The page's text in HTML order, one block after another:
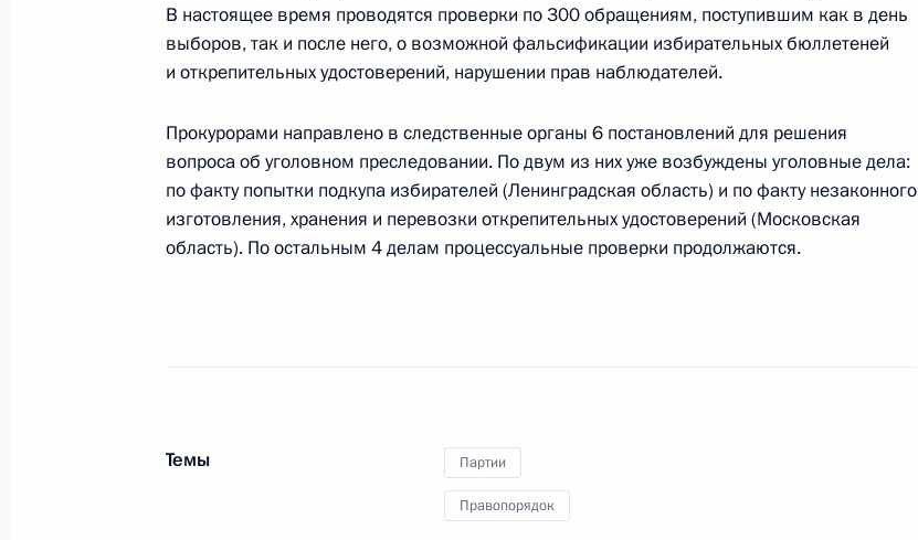
18 января 2012 года, 15:30 Московская область, Горки
18 января 2012 года, 15:15
Вручение знамени Следственного комитета России
18 января 2012 года, 11:00
В настоящее время проводятся проверки по 300 обращениям, поступившим как в день
выборов, так и после него, о возможной фальсификации избирательных бюллетеней
и открепительных удостоверений, нарушении прав наблюдателей.
Прокурорами направлено в следственные органы 6 постановлений для решения
вопроса об уголовном преследовании. По двум из них уже возбуждены уголовные дела:
по факту попытки подкупа избирателей (Ленинградская область) и по факту незаконного
изготовления, хранения и перевозки открепительных удостоверений (Московская
область). По остальным 4 делам процессуальные проверки продолжаются.
Темы Партии
Правопорядок